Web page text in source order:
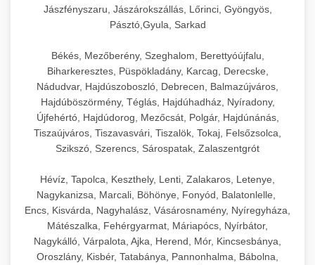
Jászfényszaru, Jászárokszállás, Lőrinci, Gyöngyös,
Pásztó,Gyula, Sarkad
Békés, Mezőberény, Szeghalom, Berettyóújfalu,
Biharkeresztes, Püspökladány, Karcag, Derecske,
Nádudvar, Hajdúszoboszló, Debrecen, Balmazújváros,
Hajdúböszörmény, Téglás, Hajdúhadház, Nyíradony,
Újfehértó, Hajdúdorog, Mezőcsát, Polgár, Hajdúnánás,
Tiszaújváros, Tiszavasvári, Tiszalök, Tokaj, Felsőzsolca,
Szikszó, Szerencs, Sárospatak, Zalaszentgrót
Hévíz, Tapolca, Keszthely, Lenti, Zalakaros, Letenye,
Nagykanizsa, Marcali, Böhönye, Fonyód, Balatonlelle,
Encs, Kisvárda, Nagyhalász, Vásárosnamény, Nyíregyháza,
Mátészalka, Fehérgyarmat, Máriapócs, Nyírbátor,
Nagykálló, Várpalota, Ajka, Herend, Mór, Kincsesbánya,
Oroszlány, Kisbér, Tatabánya, Pannonhalma, Bábolna,